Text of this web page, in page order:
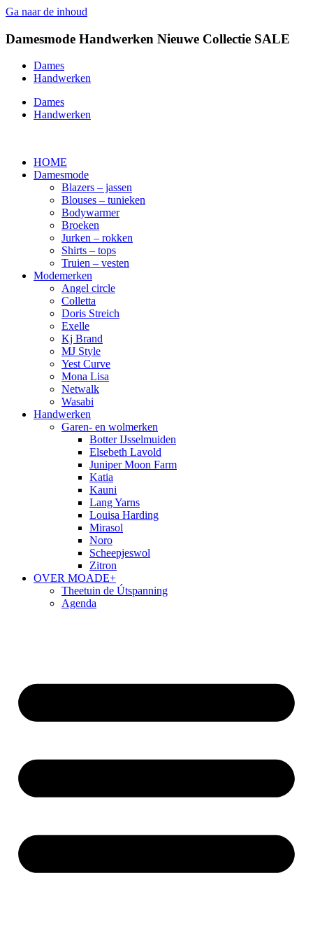
Ga naar de inhoud
Damesmode Handwerken Nieuwe Collectie SALE
Dames
Handwerken
Dames
Handwerken
HOME
Damesmode
Blazers – jassen
Blouses – tunieken
Bodywarmer
Broeken
Jurken – rokken
Shirts – tops
Truien – vesten
Modemerken
Angel circle
Colletta
Doris Streich
Exelle
Kj Brand
MJ Style
Yest Curve
Mona Lisa
Netwalk
Wasabi
Handwerken
Garen- en wolmerken
Botter IJsselmuiden
Elsebeth Lavold
Juniper Moon Farm
Katia
Kauni
Lang Yarns
Louisa Harding
Mirasol
Noro
Scheepjeswol
Zitron
OVER MOADE+
Theetuin de Útspanning
Agenda